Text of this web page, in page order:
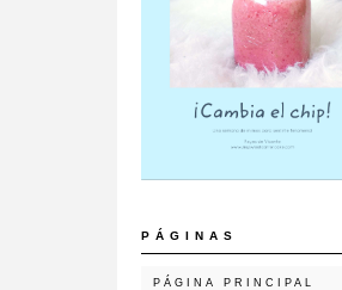
PÁGINAS
PÁGINA PRINCIPAL